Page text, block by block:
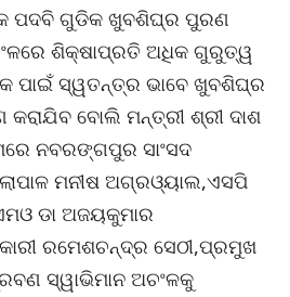
ପଦବି ଗୁଡିକ ଖୁବଶିଘ୍ର ପୁରଣ
ଶିକ୍ଷାପ୍ରତି ଅଧିକ ଗୁରୁତ୍ୱ
ପାଇଁ ସ୍ୱତନ୍ତ୍ର ଭାବେ ଖୁବଶିଘ୍ର
କରାଯିବ ବୋଲି ମନ୍ତ୍ରୀ ଶ୍ରୀ ଦାଶ
ନବରଙ୍ଗପୁର ସାଂସଦ
ମନୀଷ ଅଗ୍ରଓ୍ୟାଲ,ଏସପି
ଡା ଅଜୟକୁମାର
ରମେଶଚନ୍ଦ୍ର ସେଠୀ,ପ୍ରମୁଖ
ସ୍ୱାଭିମାନ ଅଚଂଳକୁ